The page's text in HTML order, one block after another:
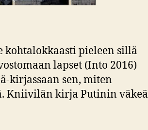
kohtalokkaasti pieleen sillä
lapset (Into 2016)
kirjassaan sen, miten
Kniivilän kirja Putinin väkeä